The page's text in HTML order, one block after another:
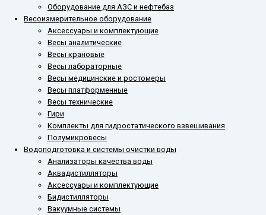
Оборудование для АЗС и нефтебаз
Весоизмерительное оборудование
Аксессуары и комплектующие
Весы аналитические
Весы крановые
Весы лабораторные
Весы медицинские и ростомеры
Весы платформенные
Весы технические
Гири
Комплекты для гидростатического взвешивания
Полумикровесы
Водоподготовка и системы очистки воды
Анализаторы качества воды
Аквадистилляторы
Аксессуары и комплектующие
Бидистилляторы
Вакуумные системы